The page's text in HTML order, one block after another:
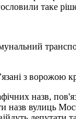
таке
з ворожою
назв,
вулиць